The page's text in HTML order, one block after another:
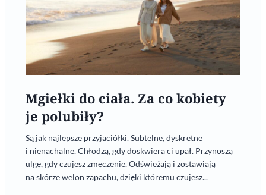
Mgiełki do ciała. Za co kobiety
je polubiły?
Są jak najlepsze przyjaciółki. Subtelne, dyskretne
i nienachalne. Chłodzą, gdy doskwiera ci upał. Przynoszą
ulgę, gdy czujesz zmęczenie. Odświeżają i zostawiają
na skórze welon zapachu, dzięki któremu czujesz...